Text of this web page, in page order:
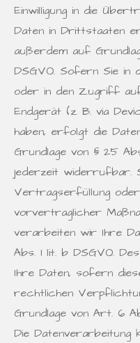
Einwilligung in die
Daten in Drittstaaten
außerdem auf
DSGVO. Sofern Sie in
oder in den Zugriff
Endgerät (z. B. via
haben, erfolgt die
Grundlage von § 25
jederzeit widerrufbar.
Vertragserfüllung
vorvertraglicher
verarbeiten wir Ihre
Abs. 1 lit. b DSGVO.
Ihre Daten, sofern
rechtlichen
Grundlage von Art. 6
Die